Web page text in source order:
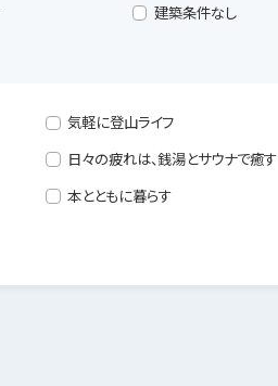
建築条件なし
気軽に登山ライフ
日々の疲れは、銭湯とサウナで癒す
本とともに暮らす